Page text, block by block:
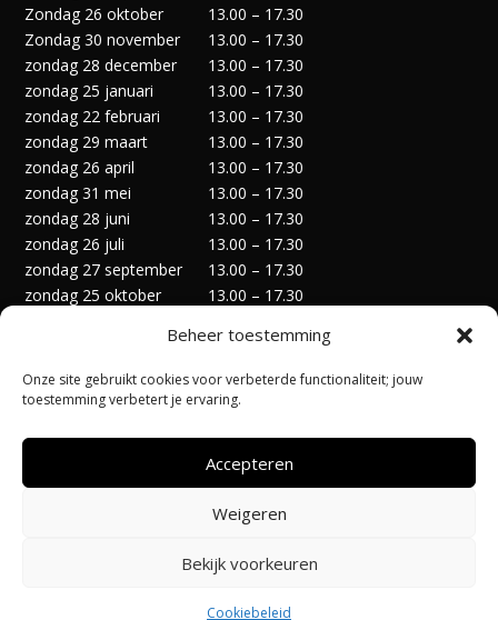
Beheer toestemming
Onze site gebruikt cookies voor verbeterde functionaliteit; jouw
toestemming verbetert je ervaring.
Accepteren
Weigeren
Bekijk voorkeuren
Cookiebeleid
Zondag 26 oktober
13.00 – 17.30
Zondag 30 november
13.00 – 17.30
zondag 28 december
13.00 – 17.30
zondag 25 januari
13.00 – 17.30
zondag 22 februari
13.00 – 17.30
zondag 29 maart
13.00 – 17.30
zondag 26 april
13.00 – 17.30
zondag 31 mei
13.00 – 17.30
zondag 28 juni
13.00 – 17.30
zondag 26 juli
13.00 – 17.30
zondag 27 september
13.00 – 17.30
zondag 25 oktober
13.00 – 17.30
zondag 27 december
13.00 – 17.30
Privacyverklaring
Algemene Voorwaarden
Cookiebeleid (EU)
@Pi-Apps| Hosting door: